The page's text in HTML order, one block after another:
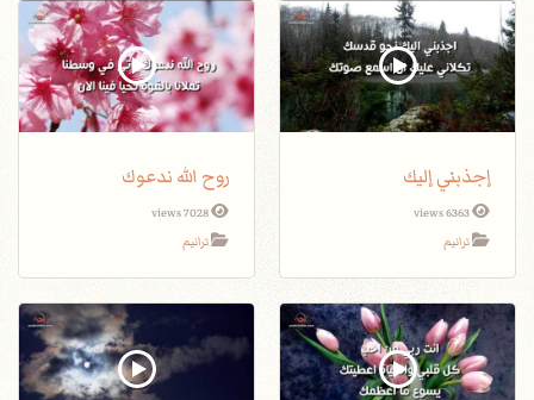
إجذبني إليك
6363 views
ترانيم
روح الله ندعوك
7028 views
ترانيم